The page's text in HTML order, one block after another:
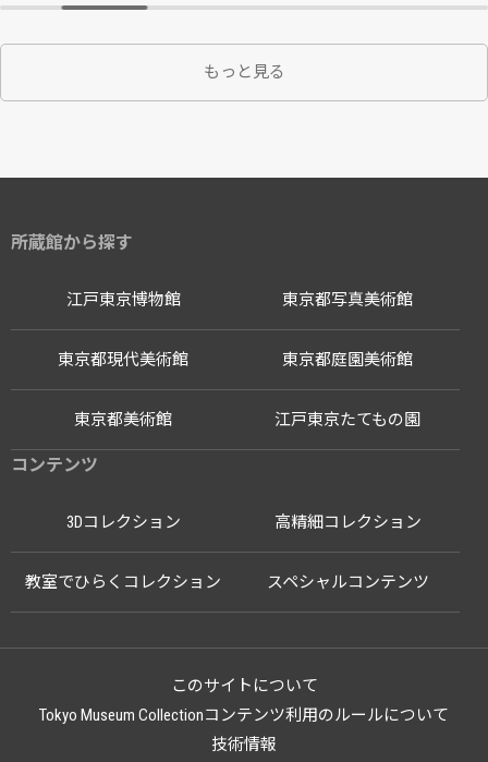
もっと見る
所蔵館から探す
江戸東京博物館
江戸東京たてもの園
東京都写真美術館
東京都現代美術館 東京都庭園美術館
東京都美術館
コンテンツ
3Dコレクション 高精細コレクション
教室でひらくコレクション スペシャルコンテンツ
このサイトについて
Tokyo Museum Collectionコンテンツ利用のルールについて
技術情報